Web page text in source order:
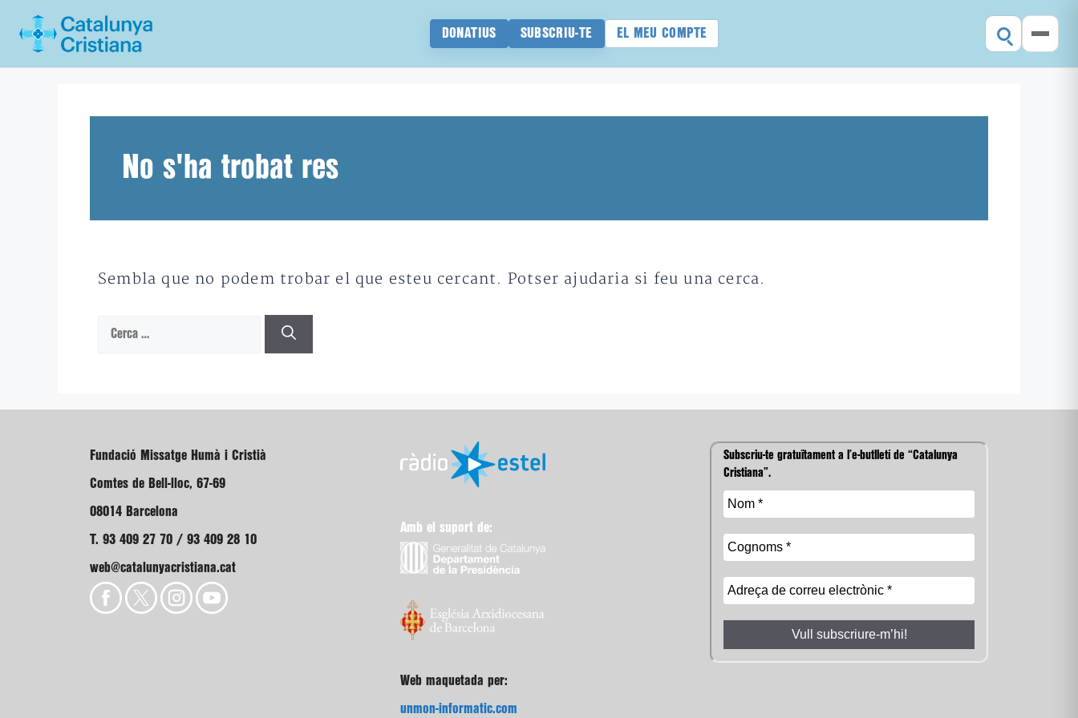
DONATIUS SUBSCRIU-TE EL MEU COMPTE
No s'ha trobat res
Sembla que no podem trobar el que esteu cercant. Potser ajudaria si feu una cerca.
Cerca:
Fundació Missatge Humà i Cristià
Comtes de Bell-lloc, 67-69
08014 Barcelona
T. 93 409 27 70 / 93 409 28 10
web@catalunyacristiana.cat
Amb el suport de:
Web maquetada per:
unmon-informatic.com
Subscriu-te gratuïtament a l’e-butlletí de “Catalunya
Cristiana”.